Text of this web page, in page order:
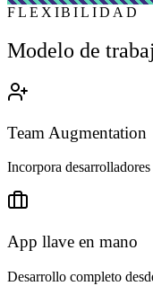
FLEXIBILIDAD
Modelo de
Team Augmentation
Incorpora
App llave en mano
Desarrollo completo